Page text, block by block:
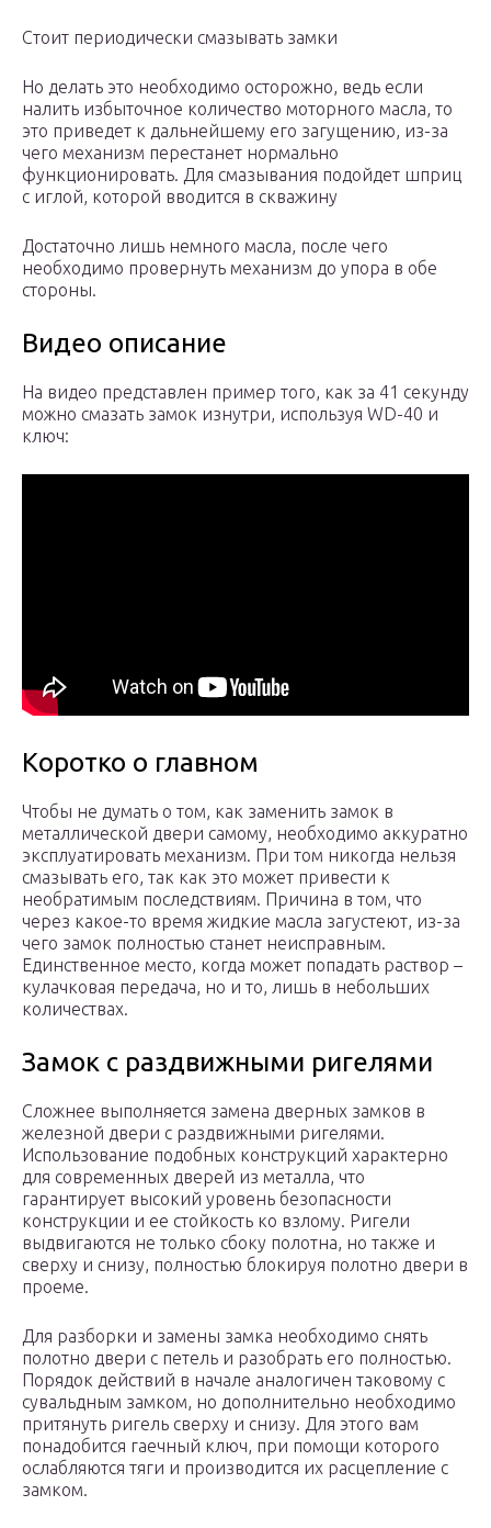
Стоит периодически смазывать замки
Но делать это необходимо осторожно, ведь если
налить избыточное количество моторного масла, то
это приведет к дальнейшему его загущению, из-за
чего механизм перестанет нормально
функционировать. Для смазывания подойдет шприц
с иглой, которой вводится в скважину
Достаточно лишь немного масла, после чего
необходимо провернуть механизм до упора в обе
стороны.
Видео описание
На видео представлен пример того, как за 41 секунду
можно смазать замок изнутри, используя WD-40 и
ключ:
Коротко о главном
Чтобы не думать о том, как заменить замок в
металлической двери самому, необходимо аккуратно
эксплуатировать механизм. При том никогда нельзя
смазывать его, так как это может привести к
необратимым последствиям. Причина в том, что
через какое-то время жидкие масла загустеют, из-за
чего замок полностью станет неисправным.
Единственное место, когда может попадать раствор –
кулачковая передача, но и то, лишь в небольших
количествах.
Замок с раздвижными ригелями
Сложнее выполняется замена дверных замков в
железной двери с раздвижными ригелями.
Использование подобных конструкций характерно
для современных дверей из металла, что
гарантирует высокий уровень безопасности
конструкции и ее стойкость ко взлому. Ригели
выдвигаются не только сбоку полотна, но также и
сверху и снизу, полностью блокируя полотно двери в
проеме.
Для разборки и замены замка необходимо снять
полотно двери с петель и разобрать его полностью.
Порядок действий в начале аналогичен таковому с
сувальдным замком, но дополнительно необходимо
притянуть ригель сверху и снизу. Для этого вам
понадобится гаечный ключ, при помощи которого
ослабляются тяги и производится их расцепление с
замком.